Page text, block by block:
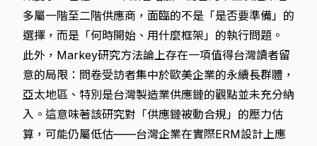
多屬一階至二階供應商，面臨的不是「是否要準備」的
選擇，而是「何時開始、用什麼框架」的執行問題。
此外，Markey研究方法論上存在一項值得台灣讀者留
意的局限：問卷受訪者集中於歐美企業的永續長群體，
亞太地區、特別是台灣製造業供應鏈的觀點並未充分納
入。這意味著該研究對「供應鏈被動合規」的壓力估
算，可能仍屬低估——台灣企業在實際ERM設計上應